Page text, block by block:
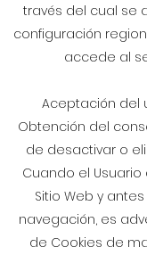
través del cual se
configuración
accede al
Aceptación del
Obtención del
de desactivar o
Cuando el
Sitio Web y
navegación, es
de Cookies de